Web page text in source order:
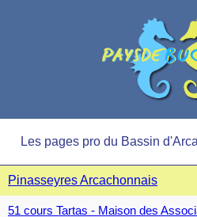
Les pages pro du Bassin
Pinasseyres Arcachonnais
51 cours Tartas - Maison des